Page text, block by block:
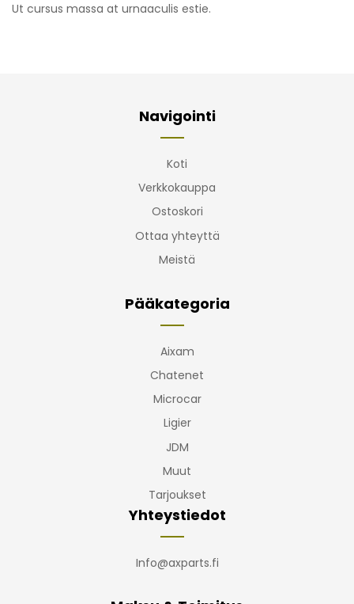
Ut cursus massa at urnaaculis estie.
Navigointi
Koti
Verkkokauppa
Ostoskori
Ottaa yhteyttä
Meistä
Pääkategoria
Aixam
Chatenet
Microcar
Ligier
JDM
Muut
Tarjoukset
Yhteystiedot
Info@axparts.fi